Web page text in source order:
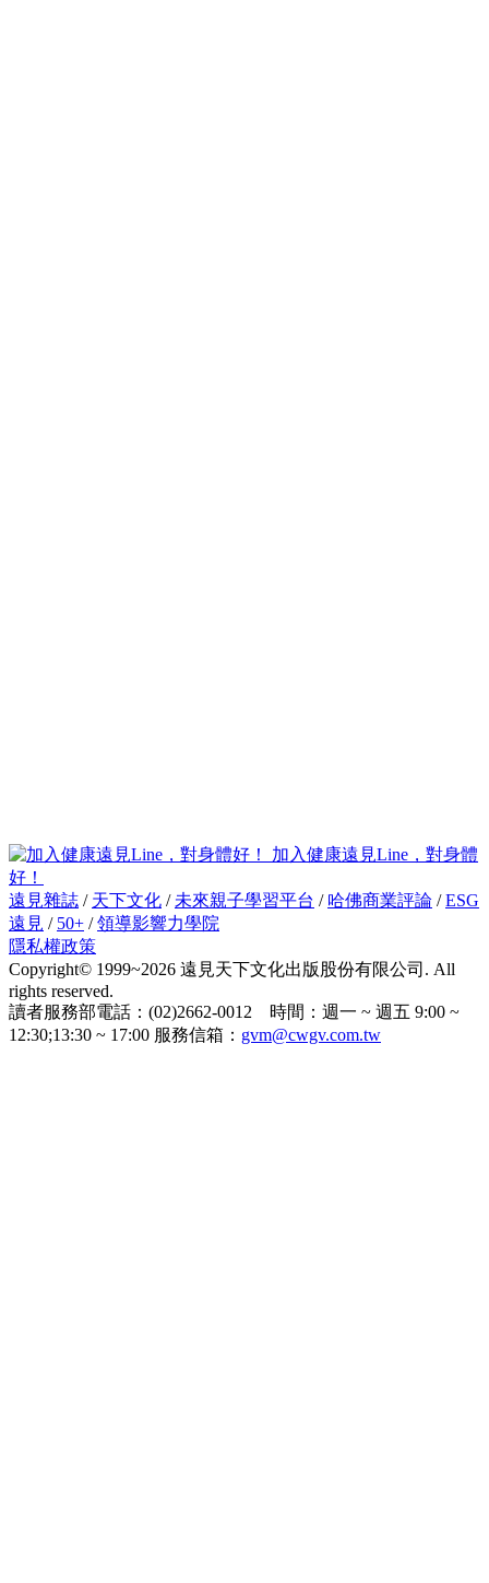
加入健康遠見Line，對身體
好！
遠見雜誌 / 天下文化 / 未來親子學習平台 / 哈佛商業評論 /ESG
遠見 / 50+ /領導影響力學院
隱私權政策
Copyright© 1999~2026 遠見天下文化出版股份有限公司. All
rights reserved.
讀者服務部電話：(02)2662-0012 時間：週一 ~ 週五 9:00 ~
12:30;13:30 ~ 17:00 服務信箱： gvm@cwgv.com.tw